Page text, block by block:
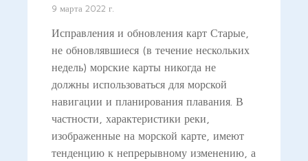
9 марта 2022 г.
Исправления и обновления карт Старые,
не обновлявшиеся (в течение нескольких
недель) морские карты никогда не
должны использоваться для морской
навигации и планирования плавания. В
частности, характеристики реки,
изображенные на морской карте, имеют
тенденцию к непрерывному изменению, а